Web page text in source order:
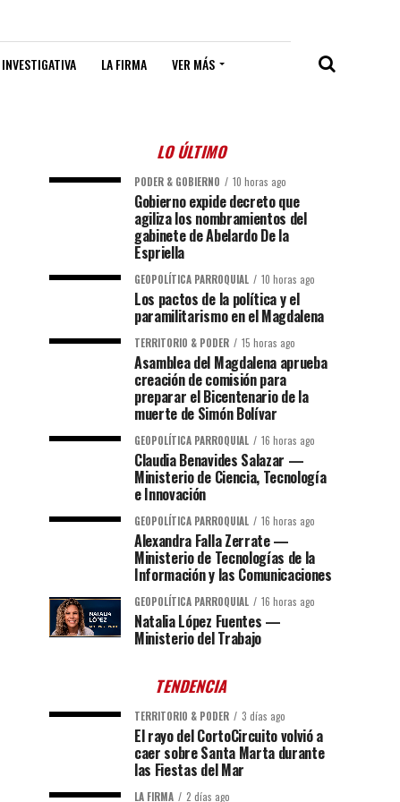
LA FIRMA VER MÁS
LO ÚLTIMO
PODER & GOBIERNO 10 horas ago
Gobierno expide decreto que
agiliza los nombramientos del
gabinete de Abelardo De la
Espriella
GEOPOLÍTICA PARROQUIAL 10 horas ago
Los pactos de la política y el
paramilitarismo en el Magdalena
TERRITORIO & PODER 15 horas ago
Asamblea del Magdalena aprueba
creación de comisión para
preparar el Bicentenario de la
muerte de Simón Bolívar
GEOPOLÍTICA PARROQUIAL 16 horas ago
Claudia Benavides Salazar —
Ministerio de Ciencia, Tecnología
e Innovación
GEOPOLÍTICA PARROQUIAL 16 horas ago
Alexandra Falla Zerrate —
Ministerio de Tecnologías de la
Información y las Comunicaciones
GEOPOLÍTICA PARROQUIAL 16 horas ago
Natalia López Fuentes —
Ministerio del Trabajo
TENDENCIA
TERRITORIO & PODER 3 días ago
El rayo del CortoCircuito volvió a
caer sobre Santa Marta durante
las Fiestas del Mar
LA FIRMA 2 días ago